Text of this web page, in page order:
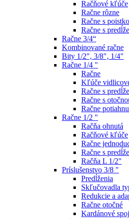
Račňové kľúče
Račne rôzne
Račne s
Račne s
Račne 3/4“
Kombinované račne
Bity 1/2", 3/8", 1/4"
Račne 1/4 "
Račne
Kľúče
Račne s
Račne s
Račne
Račne 1/2 "
Račňa ohnutá
Račňové kľúče
Račne
Račne s
Račňa L 1/2"
Príslušenstvo 3/8 "
Predĺženia
Skľučovadla
Redukcie a
Račne otočné
Kardánové